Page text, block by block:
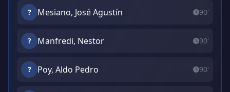
? Mesiano, José Agustín 90'
? Manfredi, Nestor 90'
? Poy, Aldo Pedro 90'